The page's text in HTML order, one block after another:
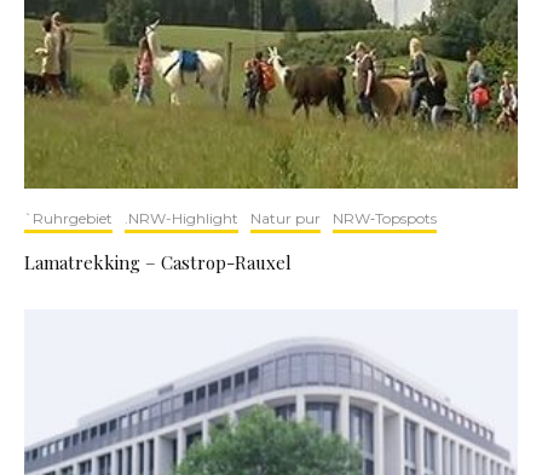
`Ruhrgebiet .NRW-Highlight Natur pur NRW‑Topspots
Lamatrekking – Castrop-Rauxel